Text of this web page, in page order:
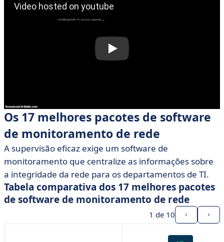
Os 17 melhores pacotes de software
de monitoramento de rede
A supervisão eficaz exige um software de
monitoramento que centralize as informações sobre
a integridade da rede para os departamentos de TI.
Tabela comparativa dos 17 melhores pacotes
de software de monitoramento de rede
1 de 10